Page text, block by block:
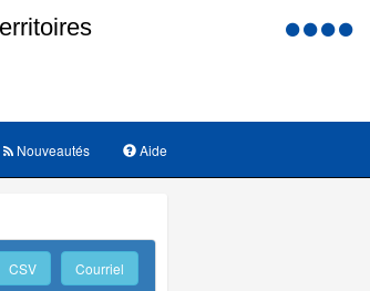
Menu
Aide
Nouveautés
CSV Courriel